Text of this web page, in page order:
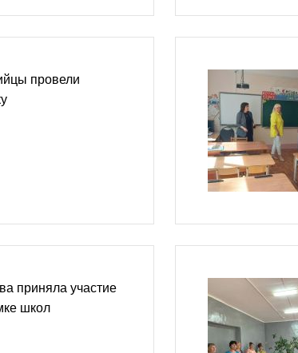
провели
приняла участие
школ